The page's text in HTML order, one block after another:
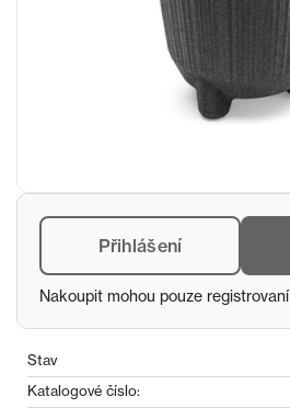
Přihlášení
Nakoupit mohou pouze registrovaní
Stav
Katalogové číslo: